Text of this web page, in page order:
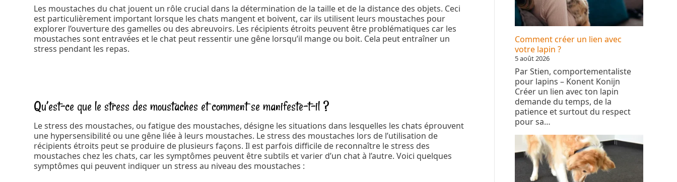
Les moustaches du chat jouent un rôle crucial dans la détermination de la taille et de la distance des objets. Ceci
est particulièrement important lorsque les chats mangent et boivent, car ils utilisent leurs moustaches pour
explorer l’ouverture des gamelles ou des abreuvoirs. Les récipients étroits peuvent être problématiques car les
moustaches sont entravées et le chat peut ressentir une gêne lorsqu’il mange ou boit. Cela peut entraîner un
stress pendant les repas.
Qu’est-ce que le stress des moustaches et comment se manifeste-t-il ?
Le stress des moustaches, ou fatigue des moustaches, désigne les situations dans lesquelles les chats éprouvent
une hypersensibilité ou une gêne liée à leurs moustaches. Le stress des moustaches lors de l’utilisation de
récipients étroits peut se produire de plusieurs façons. Il est parfois difficile de reconnaître le stress des
moustaches chez les chats, car les symptômes peuvent être subtils et varier d’un chat à l’autre. Voici quelques
symptômes qui peuvent indiquer un stress au niveau des moustaches :
Comment créer un lien avec
votre lapin ?
5 août 2026
Par Stien, comportementaliste
pour lapins – Konent Konijn
Créer un lien avec ton lapin
demande du temps, de la
patience et surtout du respect
pour sa…